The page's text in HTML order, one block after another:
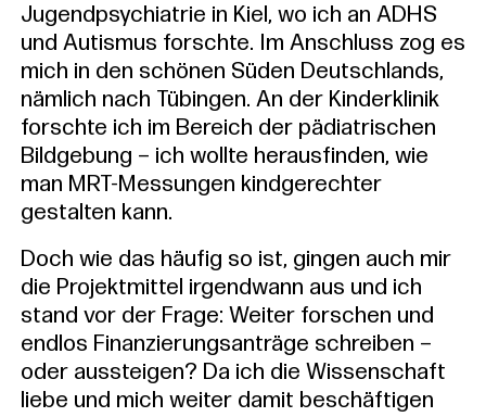
Jugendpsychiatrie in Kiel, wo ich an ADHS
und Autismus forschte. Im Anschluss zog es
mich in den schönen Süden Deutschlands,
nämlich nach Tübingen. An der Kinderklinik
forschte ich im Bereich der pädiatrischen
Bildgebung – ich wollte herausfinden, wie
man MRT-Messungen kindgerechter
gestalten kann.
Doch wie das häufig so ist, gingen auch mir
die Projektmittel irgendwann aus und ich
stand vor der Frage: Weiter forschen und
endlos Finanzierungsanträge schreiben –
oder aussteigen? Da ich die Wissenschaft
liebe und mich weiter damit beschäftigen